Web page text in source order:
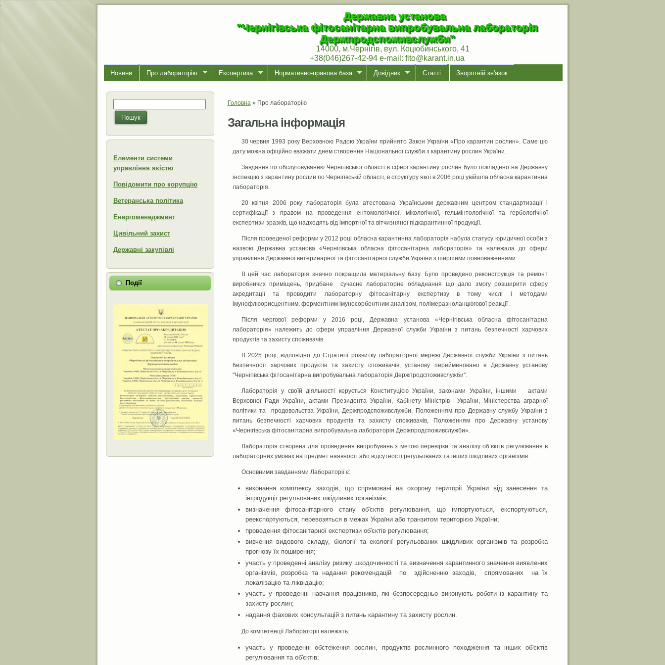
-
Державна установа
"Чернігівська фітосанітарна випробувальна лабораторія
Держпродспоживслужби"
14000, м.Чернігів, вул. Коцюбинського, 41
+38(046)267-42-94 e-mail: fito@karant.in.ua
Новини Про лабораторiю Експертиза Нормативно-правова база Довідник Статті Зворотній зв'язок
Пошукова форма
Пошук
Елементи системи
управління якістю
Повідомити про корупцію
Ветеранська політика
Енергоменеджмент
Цивільний захист
Державні закупівлі
Події
Ви є тут
Головна» Про лабораторiю
Загальна інформація
30 червня 1993 року Верховною Радою України прийнято Закон України «Про карантин рослин». Саме цю
дату можна офіційно вважати днем створення Національної служби з карантину рослин України.
Завдання по обслуговуванню Чернігівської області в сфері карантину рослин було покладено на Державну
інспекцію з карантину рослин по Чернігівській області, в структуру якої в 2006 році увійшла обласна карантинна
лабораторія.
20 квітня 2006 року лабораторія була атестована Українським державним центром стандартизації і
сертифікації з правом на проведення ентомологічної, мікологічної, гельмінтологічної та гербологічної
експертизи зразків, що надходять від імпортної та вітчизняної підкарантинної продукції.
Після проведеної реформи у 2012 році обласна карантинна лабораторія набула статусу юридичної особи з
назвою Державна установа «Чернігівська обласна фітосанітарна лабораторія» та належала до сфери
управління Державної ветеринарної та фітосанітарної служби України з ширшими повноваженнями.
В цей час лабораторія значно покращила матеріальну базу. Було проведено реконструкція та ремонт
виробничих приміщень, придбане сучасне лабораторне обладнання що дало змогу розширити сферу
акредитації та проводити лабораторну фітосанітарну експертизу в тому числі і методами
імунофлюорисцентним, ферментним імуносорбентним аналізом, полімеразноланцюгової реакції .
Після чергової реформи у 2016 році, Державна установа «Чернігівська обласна фітосанітарна
лабораторія» належить до сфери управління Державної служби України з питань безпечності харчових
продуктів та захисту споживачів.
В 2025 році, відповідно до Стратегії розвитку лабораторної мережі Державної служби України з питань
безпечності харчових продуктів та захисту споживачів, установу перейменовано в Державну установу
"Чернігівська фітосанітарна випробувальна лабораторія Держпродспоживслужби".
Лабораторія у своїй діяльності керується Конституцією України, законами України, іншими актами
Верховної Ради України, актами Президента України, Кабінету Міністрів України, Міністерства аграрної
політики та продовольства України, Держпродспоживслужби, Положенням про Державну службу України з
питань безпечності харчових продуктів та захисту споживачів, Положенням про Державну установу
«Чернігівська фітосанітарна випробувальна лабораторія Держпродспоживслужби».
Лабораторія створена для проведення випробувань з метою перевірки та аналізу об’єктів регулювання в
лабораторних умовах на предмет наявності або відсутності регульованих та інших шкідливих організмів.
Основними завданнями Лабораторії є:
виконання комплексу заходів, що спрямовані на охорону території України від занесення та
інтродукції регульованих шкідливих організмів;
визначення фітосанітарного стану об'єктів регулювання, що імпортуються, експортуються,
реекспортуються, перевозяться в межах України або транзитом територією України;
проведення фітосанітарної експертизи об'єктів регулювання;
вивчення видового складу, біології та екології регульованих шкідливих організмів та розробка
прогнозу їх поширення;
участь у проведенні аналізу ризику шкодочинності та визначення карантинного значення виявлених
організмів, розробка та надання рекомендацій по здійсненню заходів, спрямованих на їх
локалізацію та ліквідацію;
участь у проведенні навчання працівників, які безпосередньо виконують роботи із карантину та
захисту рослин;
надання фахових консультацій з питань карантину та захисту рослин.
До компетенції Лабораторії належать:
участь у проведенні обстеження рослин, продуктів рослинного походження та інших об'єктів
регулювання та об'єктів;